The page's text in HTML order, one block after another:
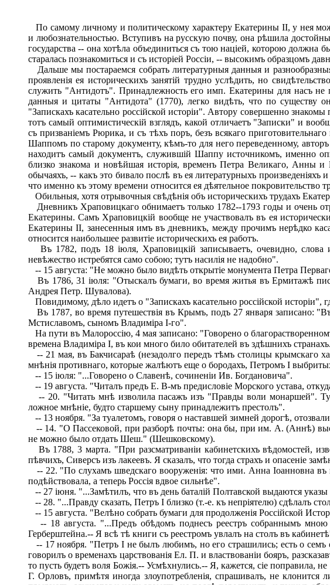
По самому личному и политическому характеру Екатерины II, у нея
и любознательностью. Вступивъ на русскую почву, она рѣшила
государства -- она хотѣла объединиться съ тою націей, которою должна
старалась познакомиться и съ исторіей Россіи, -- высокимъ образцомъ
Дальше мы постараемся собрать литературныя данныя и
проявленія ея историческихъ занятій трудно услѣдить, но
служить "Антидотъ". Принадлежность его имп. Екатерины для насъ не
данныя и цитаты "Антидота" (1770), легко видѣть, что по существу
"Запискахъ касательно россійской исторіи". Автору совершенно
тотъ самый оптимистическій взглядъ, какой отличаетъ "Записки" и
съ призваніемъ Рюрика, и съ тѣхъ поръ, безъ всякаго
Шаппомъ по старому документу, кѣмъ-то для него переведенному,
находитъ самый документъ, служившій Шаппу источникомъ, именно
близко знакома и новѣйшая исторія, временъ Петра Великаго, Анны и
обычаяхъ, -- какъ это бивало послѣ въ ея литературныхъ
что именно къ этому времени относится ея дѣятельное покровительство
Обильныя, хотя отрывочныя свѣдѣнія объ историческихъ трудахъ
Дневникъ Храповицкаго обнимаетъ только 1782--1793 годы и очень
Екатерины. Самъ Храповицкій вообще не участвовалъ въ ея
Екатерины II, занесенныя имъ въ дневникъ, между прочимъ нерѣдко
относится наибольшее развитіе историческихъ ея работъ.
Въ 1782, подъ 18 іюля, Храповицкій записываетъ, очевидно, слова
невѣжество истребятся само собою; тутъ насилія не надобно".
-- 15 августа: "Не можно было видѣть открытіе монумента Петра
Въ 1786, 31 іюля: "Отыскалъ бумаги, во время житья въ Ермитажѣ
Андрея Петр. Шувалова).
Повидимому, дѣло идетъ о "Запискахъ касательно россійской
Въ 1787, во время путешествія въ Крымъ, подъ 27 января записано:
Мстиславомъ, сыномъ Владиміра І-го".
На пути въ Малороссію, 4 мая записано: "Говорено о
времена Владиміра I, въ кои много било обитателей въ здѣшнихъ
-- 21 мая, въ Бакчисараѣ (незадолго передъ тѣмъ столицы крымскаго
мнѣнія противнаго, которые жалѣютъ еще о бородахъ, Петромъ I
-- 15 іюля: "...Говорено о Славенѣ, сочиненіи Ив. Богдановича".
-- 19 августа. "Читалъ предъ Е. В-мъ предисловіе Морского устава,
-- 20. "Читать мнѣ изволила пасажъ изъ "Правды воли монаршей".
ложное мнѣніе, будто старшему сыну принадлежитъ престолъ".
-- 13 ноября. "За туалетомъ, говоря о наставшей зимней дорогѣ,
-- 14. "О Пассековой, при разборѣ почты: она бы, при им. А. (Аннѣ)
не можно было отдать Шеш." (Шешковскому).
Въ 1788, 3 марта. "При разсматриваніи кабинетскихъ вѣдомостей,
пѣвчихъ, Сиверсъ изъ лакеевъ. Я сказалъ, что тогда страхъ и опасеніе
-- 22. "По слухамъ шведскаго вооруженія: что ими. Анна Іоанновна въ
подѣйствовала, а теперь Россія вдвое сильнѣе".
-- 27 іюня. "...Замѣтилъ, что въ день баталій Полтавской выдаются
-- 28. "...Правду сказать, Петръ I близко (т.-е. къ непріятелю) сдѣлалъ
-- 15 августа. "Велѣно собрать бумаги для продолженія Россійской
-- 18 августа. "...Предъ обѣдомъ поднесъ реестръ собраннымъ мною
Герберштейна.-- Я всѣ тѣ книги съ реестромъ увлалъ на столъ въ
-- 17 ноября. "Петръ I не былъ любимъ, но его страшились; есть о семъ
говорилъ о временахъ царствованія Ел. П. и властвованіи бояръ,
то пусть будетъ воля Божія.-- Усмѣхнулись.-- Я, кажется, сіе поправила,
Г. Орловъ, примѣтя иногда злоупотребленія, спрашивалъ, не